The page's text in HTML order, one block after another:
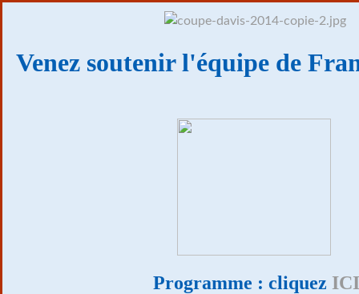
Venez soutenir l'équipe de
Programme : cliquez ICI